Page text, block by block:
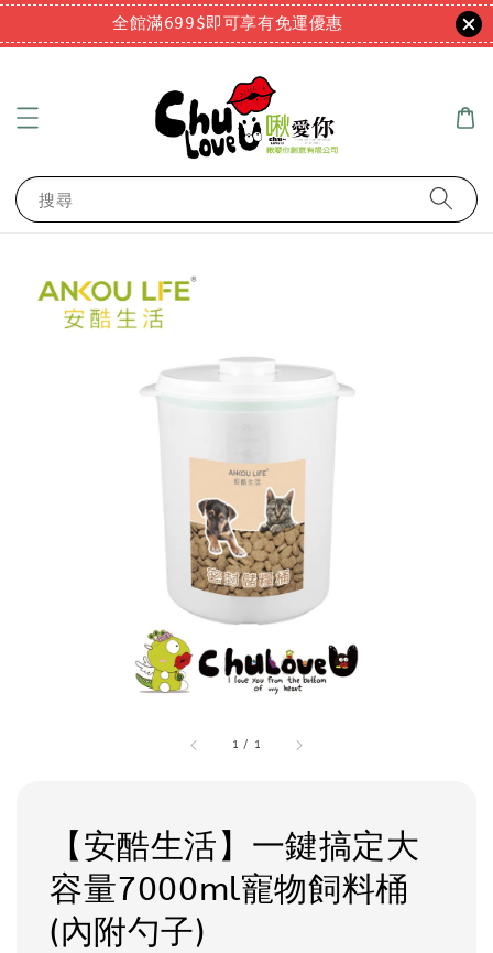
全館滿699$即可享有免運優惠
搜尋
1 / 1
【安酷生活】一鍵搞定大
容量7000ml寵物飼料桶
(內附勺子)